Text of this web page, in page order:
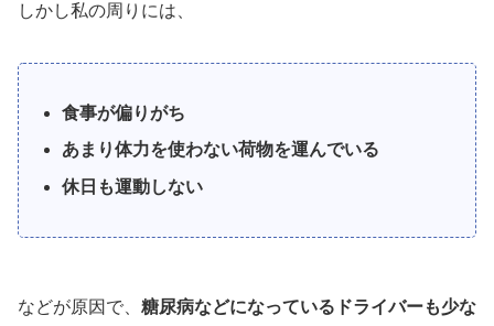
しかし私の周りには、
食事が偏りがち
あまり体力を使わない荷物を運んでいる
休日も運動しない
などが原因で、 糖尿病などになっているドライバーも少な